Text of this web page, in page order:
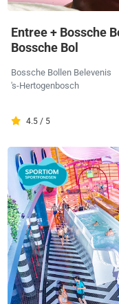
Entree + Bossche
Bossche Bol
Bossche Bollen Belevenis
's-Hertogenbosch
4.5 / 5